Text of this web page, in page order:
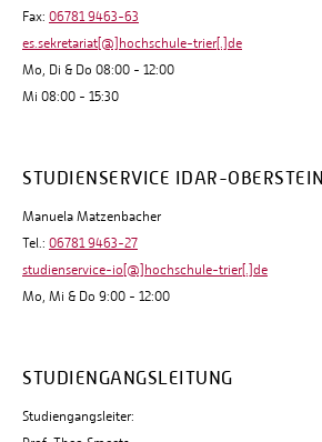
Fax: 06781 9463-63
es.sekretariat[@]hochschule-trier[.]de
Mo, Di & Do 08:00 - 12:00
Mi 08:00 - 15:30
STUDIENSERVICE IDAR-OBERSTEIN
Manuela Matzenbacher
Tel.: 06781 9463-27
studienservice-io[@]hochschule-trier[.]de
Mo, Mi & Do 9:00 - 12:00
STUDIENGANGSLEITUNG
Studiengangsleiter: